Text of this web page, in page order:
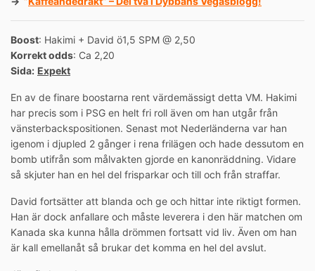
Boost: Hakimi + David ö1,5 SPM @ 2,50
Korrekt odds: Ca 2,20
Sida: Expekt
En av de finare boostarna rent värdemässigt detta VM. Hakimi
har precis som i PSG en helt fri roll även om han utgår från
vänsterbackspositionen. Senast mot Nederländerna var han
igenom i djupled 2 gånger i rena frilägen och hade dessutom en
bomb utifrån som målvakten gjorde en kanonräddning. Vidare
så skjuter han en hel del frisparkar och till och från straffar.
David fortsätter att blanda och ge och hittar inte riktigt formen.
Han är dock anfallare och måste leverera i den här matchen om
Kanada ska kunna hålla drömmen fortsatt vid liv. Även om han
är kall emellanåt så brukar det komma en hel del avslut.